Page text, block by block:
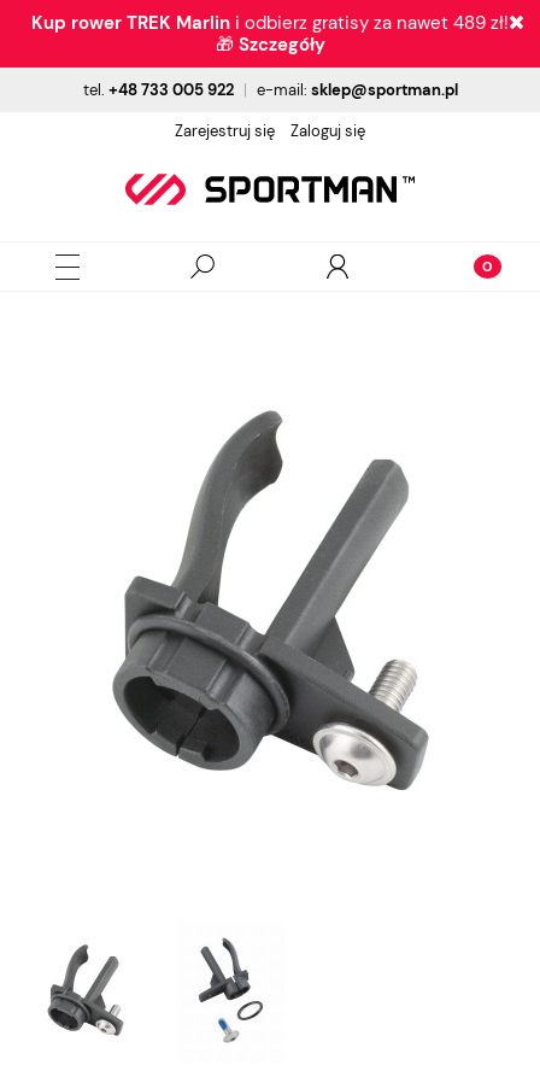
Kup rower TREK Marlin i odbierz gratisy za nawet 489 zł!
🎁 Szczegóły
tel. +48 733 005 922 | e-mail: sklep@sportman.pl
Zarejestruj się
Zaloguj się